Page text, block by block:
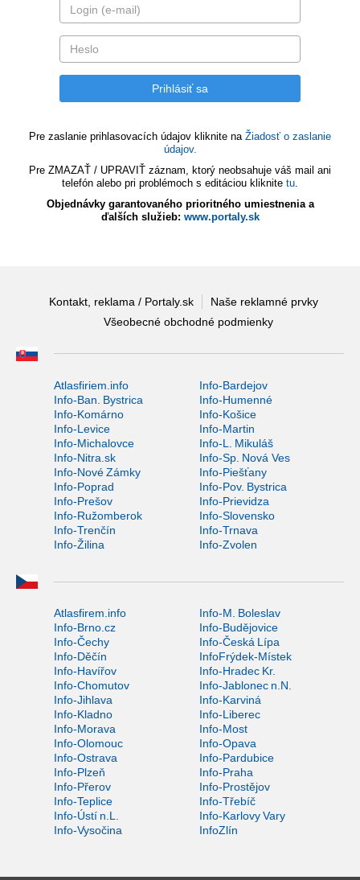
Pre zaslanie prihlasovacích údajov kliknite na Žiadosť o zaslanie
údajov.
Pre ZMAZAŤ / UPRAVIŤ záznam, ktorý neobsahuje váš mail ani
telefón alebo pri problémoch s editáciou kliknite tu.
Objednávky garantovaného prioritného umiestnenia a
ďalších služieb: www.portaly.sk
Kontakt, reklama / Portaly.sk
Naše reklamné prvky
Všeobecné obchodné podmienky
Atlasfiriem.info
Info-Bardejov
Info-Ban. Bystrica
Info-Humenné
Info-Komárno
Info-Košice
Info-Levice
Info-Martin
Info-Michalovce
Info-L. Mikuláš
Info-Nitra.sk
Info-Sp. Nová Ves
Info-Nové Zámky
Info-Piešťany
Info-Poprad
Info-Pov. Bystrica
Info-Prešov
Info-Prievidza
Info-Ružomberok
Info-Slovensko
Info-Trenčín
Info-Trnava
Info-Žilina
Info-Zvolen
Atlasfirem.info
Info-M. Boleslav
Info-Brno.cz
Info-Budějovice
Info-Čechy
Info-Česká Lípa
Info-Děčín
InfoFrýdek-Místek
Info-Havířov
Info-Hradec Kr.
Info-Chomutov
Info-Jablonec n.N.
Info-Jihlava
Info-Karviná
Info-Kladno
Info-Liberec
Info-Morava
Info-Most
Info-Olomouc
Info-Opava
Info-Ostrava
Info-Pardubice
Info-Plzeň
Info-Praha
Info-Přerov
Info-Prostějov
Info-Teplice
Info-Třebíč
Info-Ústí n.L.
Info-Karlovy Vary
Info-Vysočina
InfoZlín